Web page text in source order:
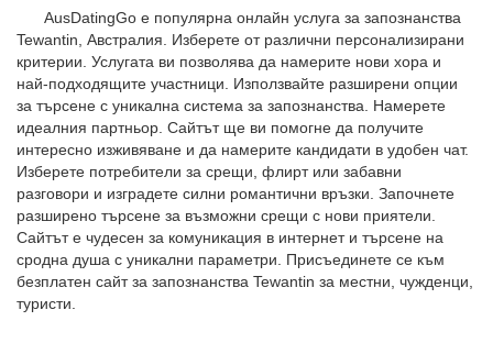
AusDatingGo е популярна онлайн услуга за запознанства
Tewantin, Австралия. Изберете от различни персонализирани
критерии. Услугата ви позволява да намерите нови хора и
най-подходящите участници. Използвайте разширени опции
за търсене с уникална система за запознанства. Намерете
идеалния партньор. Сайтът ще ви помогне да получите
интересно изживяване и да намерите кандидати в удобен чат.
Изберете потребители за срещи, флирт или забавни
разговори и изградете силни романтични връзки. Започнете
разширено търсене за възможни срещи с нови приятели.
Сайтът е чудесен за комуникация в интернет и търсене на
сродна душа с уникални параметри. Присъединете се към
безплатен сайт за запознанства Tewantin за местни, чужденци,
туристи.